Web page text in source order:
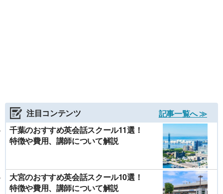
注目コンテンツ
記事一覧へ ≫
千葉のおすすめ英会話スクール11選！
特徴や費用、講師について解説
大宮のおすすめ英会話スクール10選！
特徴や費用、講師について解説